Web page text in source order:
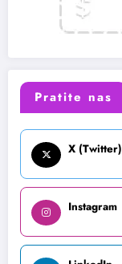
Pratite nas
X (Twitter)
Instagram